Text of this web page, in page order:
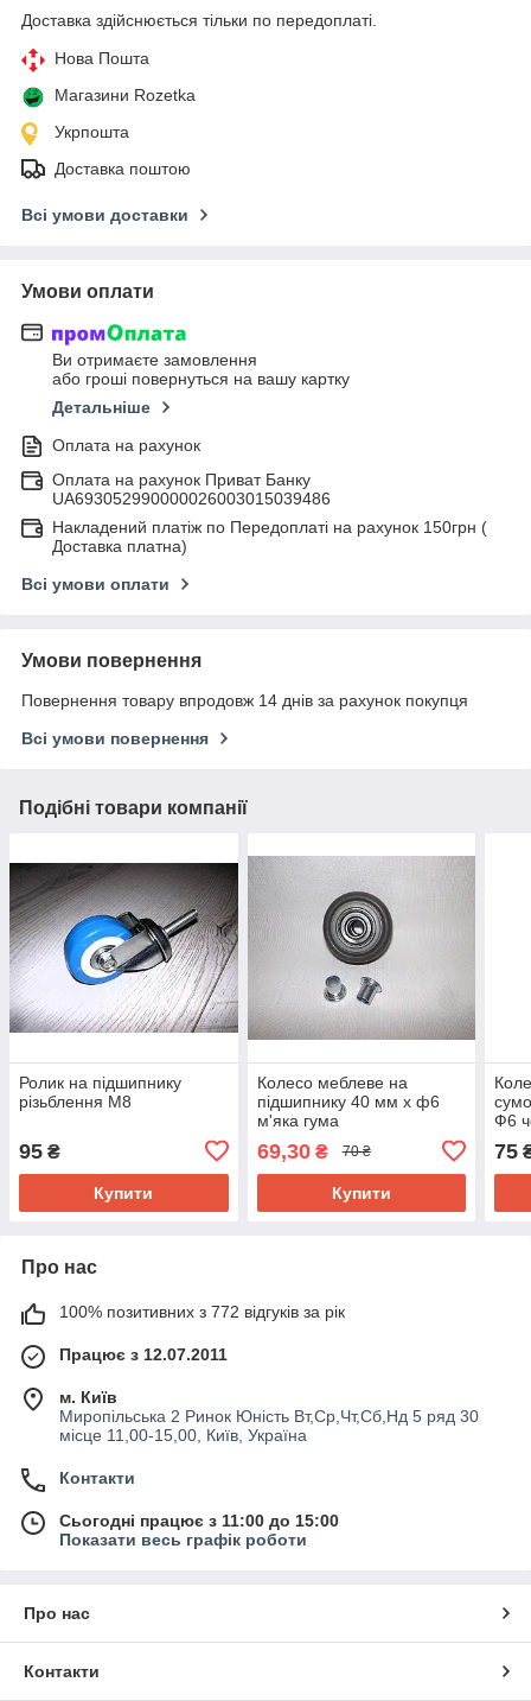
Доставка здійснюється тільки по передоплаті.
Нова Пошта
Магазини Rozetka
Укрпошта
Доставка поштою
Всі умови доставки
Умови оплати
Ви отримаєте замовлення
або гроші повернуться на вашу картку
Детальніше
Оплата на рахунок
Оплата на рахунок Приват Банку
UA693052990000026003015039486
Накладений платіж по Передоплаті на рахунок 150грн (
Доставка платна)
Всі умови оплати
Умови повернення
Повернення товару впродовж 14 днів за рахунок покупця
Всі умови повернення
Подібні товари компанії
Ролик на підшипнику
різьблення М8
95 ₴
Купити
Колесо меблеве на
підшипнику 40 мм х ф6
м'яка гума
69,30₴ 70 ₴
Купити
Ф6
75
Про нас
100% позитивних з 772 відгуків за рік
Працює з 12.07.2011
м. Київ
Миропільська 2 Ринок Юність Вт,Ср,Чт,Сб,Нд 5 ряд 30
місце 11,00-15,00, Київ, Україна
Контакти
Сьогодні працює з 11:00 до 15:00
Показати весь графік роботи
Про нас
Контакти